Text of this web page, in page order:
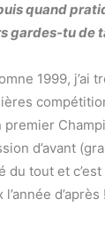
quand
gardes-tu de
1999, j’ai
d’avant
du tout et
d’après !